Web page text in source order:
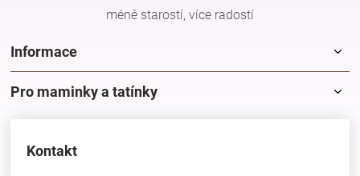
méně starostí, více radostí
Informace
Pro maminky a tatínky
Kontakt